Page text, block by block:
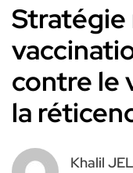
Stratégie
contre le
la
Khalil